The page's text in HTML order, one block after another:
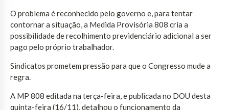
O problema é reconhecido pelo governo e, para tentar
contornar a situação, a Medida Provisória 808 cria a
possibilidade de recolhimento previdenciário adicional a ser
pago pelo próprio trabalhador.
Sindicatos prometem pressão para que o Congresso mude a
regra.
A MP 808 editada na terça-feira, e publicada no DOU desta
quinta-feira (16/11), detalhou o funcionamento da